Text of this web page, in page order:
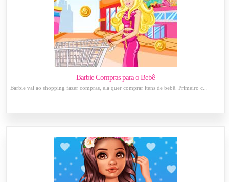
Barbie Compras para o Bebê
Barbie vai ao shopping fazer compras, ela quer comprar itens de bebê. Primeiro c...